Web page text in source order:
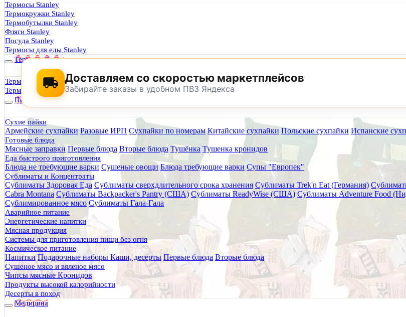
Термосы Stanley
Термокружки Stanley
Термобутылки Stanley
Фляги Stanley
Посуда Stanley
Термосы для еды Stanley
Термосы Tyeso
Термокружки Tyeso
Термобутылки Tyeso
Питание
Сухие пайки
Армейские сухпайки Разовые ИРП Сухпайки по номерам Китайские сухпайки Польские сухпайки Испанские
Готовые блюда
Мясные заправки Первые блюда Вторые блюда Тушёнка Тушенка кронидов
Еда быстрого приготовления
Блюда не требующие варки Сушеные овощи Блюда требующие варки Супы "Европек"
Сублиматы и Концентраты
Сублиматы Здоровая Еда Сублиматы сверхдлительного срока хранения Сублиматы Trek'n Eat (Германия)
Cabra Montana Сублиматы Backpacker's Pantry (США) Сублиматы ReadyWise (США) Сублиматы Adventure Food
Сублимированное мясо Сублиматы Гала-Гала
Аварийное питание
Энергетические напитки
Мясная продукция
Системы для приготовления пищи без огня
Космическое питание
Напитки Подарочные наборы Каши, десерты Первые блюда Вторые блюда
Сушеное мясо и вяленое мясо
Чипсы мясные Кронидов
Продукты высокой калорийности
Десерты в поход
Медицина
Будь Готов.
0
8 (495) 782-73-32
Доставляем со скоростью маркетплейсов
Забирайте заказы в удобном ПВЗ Яндекса
По техническим причинам магазин не будет работать на самовывоз в субботу 8 и 15
Заранее корректируйте дату и время посещения магазина.
Главная
Каталог товаров
Питание
Готовые блюда
Тушёнка
Говядина тушеная Л4 250 г (Бизнес повар)
Говядина тушеная Л4 250 г (Бизнес повар)